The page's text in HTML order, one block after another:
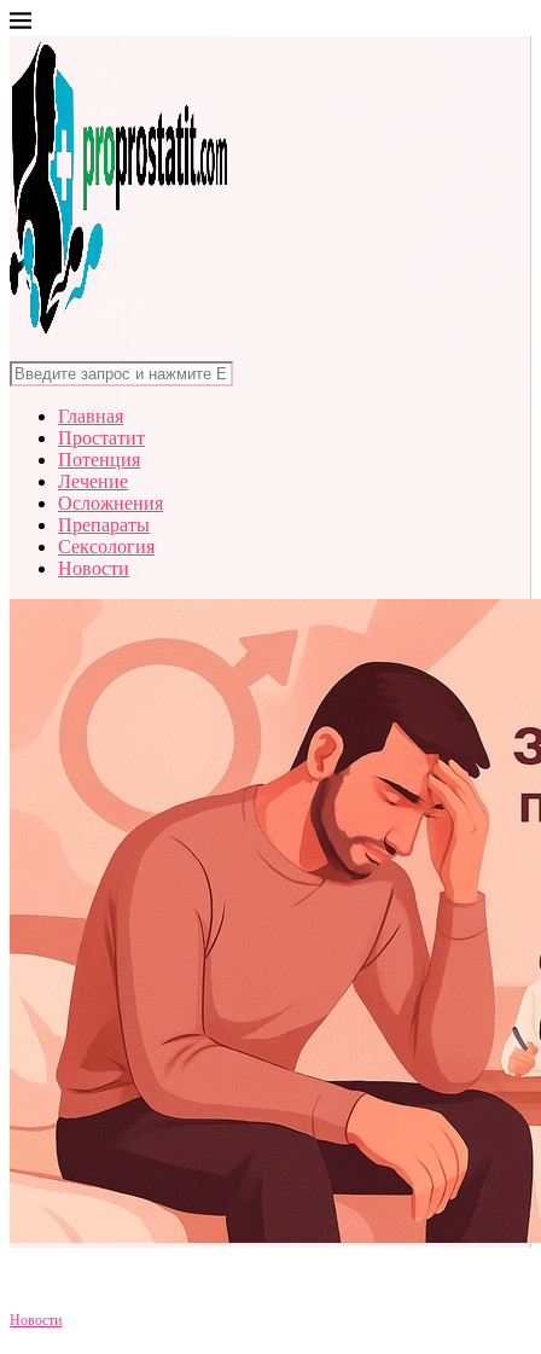
Главная
Простатит
Потенция
Лечение
Осложнения
Препараты
Сексология
Новости
Новости